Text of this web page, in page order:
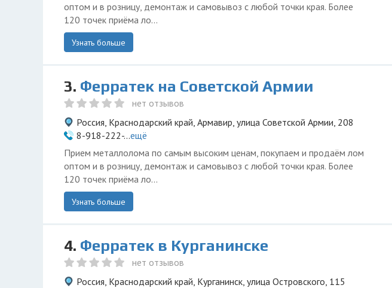
оптом и в розницу, демонтаж и самовывоз с любой точки края. Более
120 точек приёма ло...
Узнать больше
3. Ферратек на Советской Армии
нет отзывов
Россия, Краснодарский край, Армавир, улица Советской Армии, 208
8-918-222-...ещё
Прием металлолома по самым высоким ценам, покупаем и продаём лом
оптом и в розницу, демонтаж и самовывоз с любой точки края. Более
120 точек приёма ло...
Узнать больше
4. Ферратек в Курганинске
нет отзывов
Россия, Краснодарский край, Курганинск, улица Островского, 115